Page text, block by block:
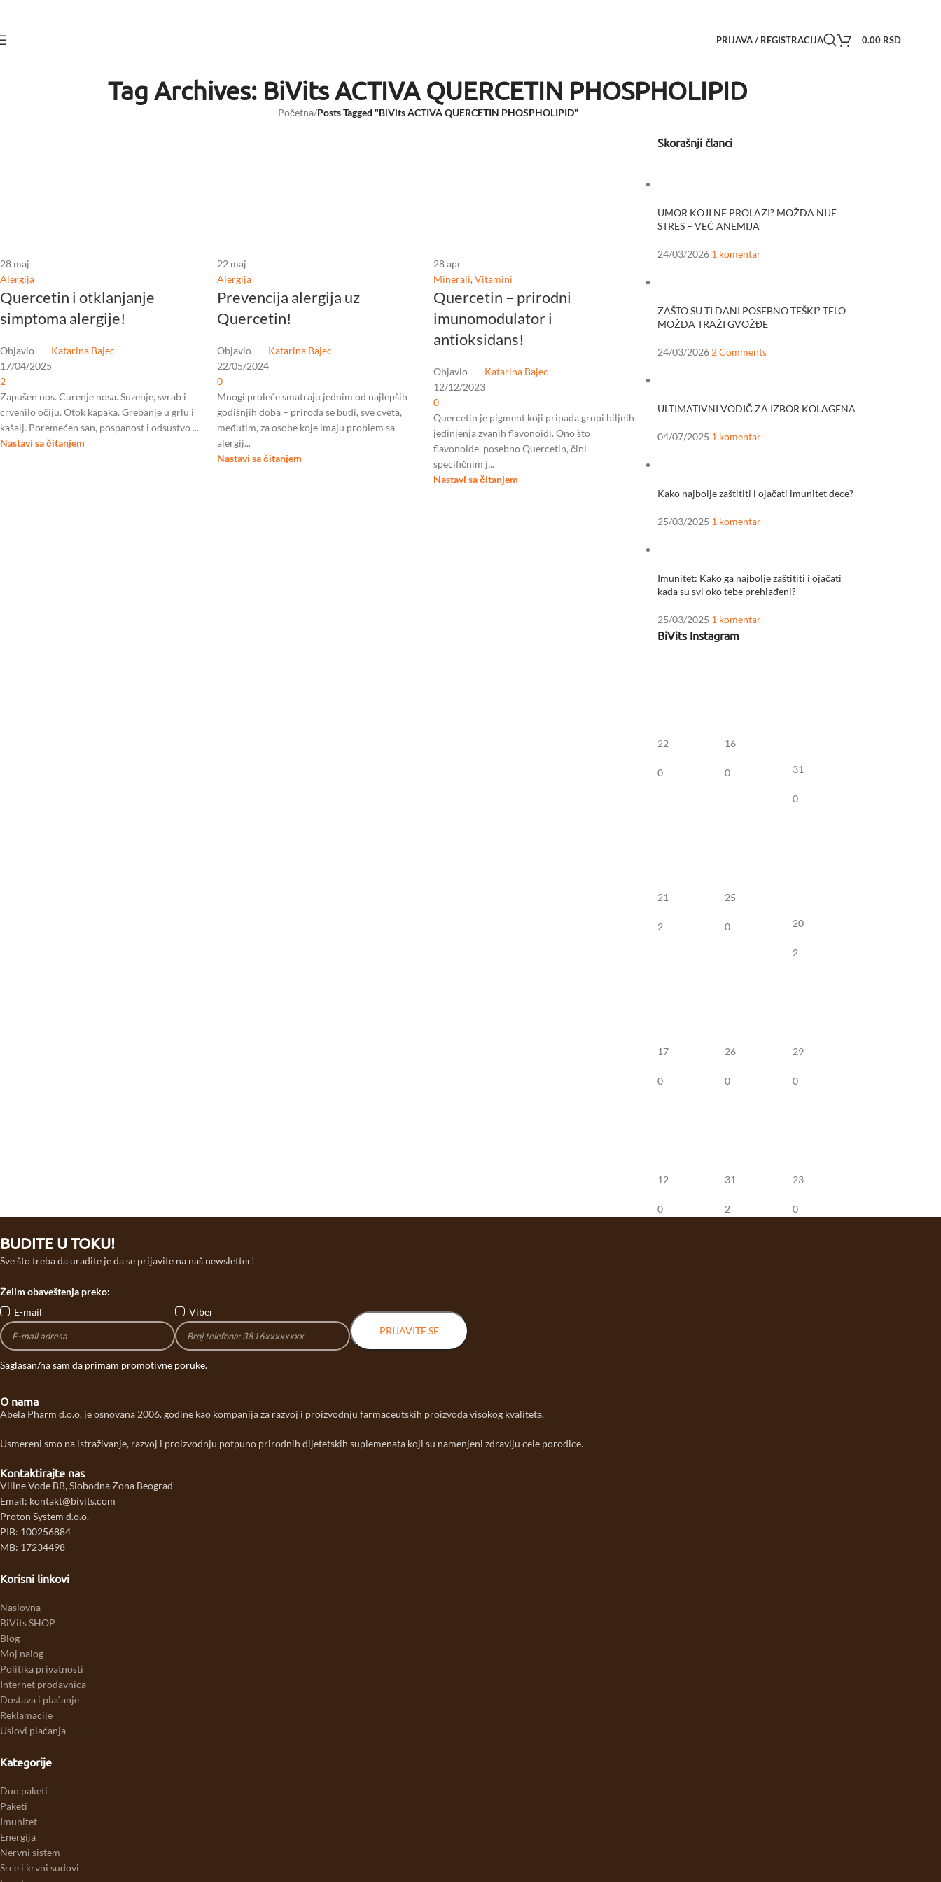
PRIJAVA / REGISTRACIJA 0.00 RSD
Tag Archives: BiVits ACTIVA QUERCETIN PHOSPHOLIPID
Početna/Posts Tagged "BiVits ACTIVA QUERCETIN PHOSPHOLIPID"
28 maj
Alergija
Quercetin i otklanjanje
simptoma alergije!
Objavio
Katarina Bajec
17/04/2025
2
Zapušen nos. Curenje nosa. Suzenje, svrab i
crvenilo očiju. Otok kapaka. Grebanje u grlu i
kašalj. Poremećen san, pospanost i odsustvo ...
Nastavi sa čitanjem
22 maj
Alergija
Prevencija alergija uz
Quercetin!
Objavio
Katarina Bajec
22/05/2024
0
Mnogi proleće smatraju jednim od najlepših
godišnjih doba – priroda se budi, sve cveta,
međutim, za osobe koje imaju problem sa
alergij...
Nastavi sa čitanjem
28apr
Minerali,Vitamini
Quercetin – prirodni
imunomodulator i
antioksidans!
Objavio
Katarina Bajec
12/12/2023
0
Quercetin je pigment koji pripada grupi biljnih
jedinjenja zvanih flavonoidi. Ono što
flavonoide, posebno Quercetin, čini
specifičnim j...
Nastavi sa čitanjem
Skorašnji članci
UMOR KOJI NE PROLAZI? MOŽDA NIJE
STRES – VEĆ ANEMIJA
24/03/2026 1 komentar
ZAŠTO SU TI DANI POSEBNO TEŠKI? TELO
MOŽDA TRAŽI GVOŽĐE
24/03/2026 2 Comments
ULTIMATIVNI VODIČ ZA IZBOR KOLAGENA
04/07/2025 1 komentar
Kako najbolje zaštititi i ojačati imunitet dece?
25/03/2025 1 komentar
Imunitet: Kako ga najbolje zaštititi i ojačati
kada su svi oko tebe prehlađeni?
25/03/2025 1 komentar
BiVits Instagram
22
0
16
0 31
0
21
2
25
0 20
2
17
0
26
0
29
0
12
0
31
2
23
0
BUDITE U TOKU!
Sve što treba da uradite je da se prijavite na naš newsletter!
Želim obaveštenja preko:
E-mail
Viber
PRIJAVITE SE
Saglasan/na sam da primam promotivne poruke.
O nama
Abela Pharm d.o.o. je osnovana 2006. godine kao kompanija za razvoj i proizvodnju farmaceutskih proizvoda visokog kvaliteta.
Usmereni smo na istraživanje, razvoj i proizvodnju potpuno prirodnih dijetetskih suplemenata koji su namenjeni zdravlju cele porodice.
Kontaktirajte nas
Viline Vode BB, Slobodna Zona Beograd
Email: kontakt@bivits.com
Proton System d.o.o.
PIB: 100256884
MB: 17234498
Korisni linkovi
Naslovna
BiVits SHOP
Blog
Moj nalog
Politika privatnosti
Internet prodavnica
Dostava i plaćanje
Reklamacije
Uslovi plaćanja
Kategorije
Duo paketi
Paketi
Imunitet
Energija
Nervni sistem
Srce i krvni sudovi